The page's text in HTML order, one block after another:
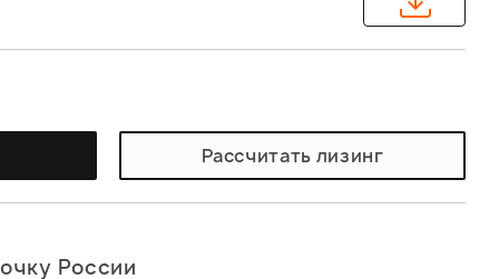
Рассчитать лизинг
России